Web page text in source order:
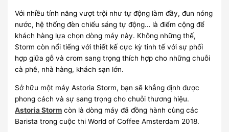
Với nhiều tính năng vượt trội như tự động làm đầy, đun nóng
nước, hệ thống đèn chiếu sáng tự động… là điểm cộng để
khách hàng lựa chọn dòng máy này. Không những thế,
Storm còn nổi tiếng với thiết kế cực kỳ tinh tế với sự phối
hợp giữa gỗ và crom sang trọng thích hợp cho những chuỗi
cà phê, nhà hàng, khách sạn lớn.
Sở hữu một máy Astoria Storm, bạn sẽ khẳng định được
phong cách và sự sang trọng cho chuỗi thương hiệu.
Astoria Storm còn là dòng máy đã đồng hành cùng các
Barista trong cuộc thi World of Coffee Amsterdam 2018.